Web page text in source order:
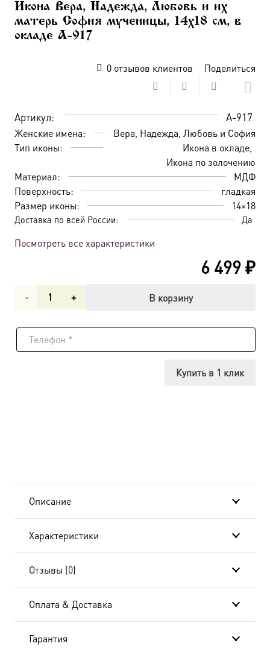
Икона Вера, Надежда, Любовь и их
матерь София мученицы, 14х18 см, в
окладе A-917
0отзывов клиентов Поделиться
Артикул: A-917
Женские имена:
Вера, Надежда, Любовь и София
Тип иконы:
Икона в окладе
Икона по золочению
Материал:
МДФ
Поверхность:
гладкая
Размер иконы:
14×18
Доставка по всей России: Да
Посмотреть все характеристики
6 499₽
Количество
Икона
14х18
окладе
A-
917
В корзину
Купить в 1 клик
Описание
Характеристики
Отзывы (0)
Оплата & Доставка
Гарантия